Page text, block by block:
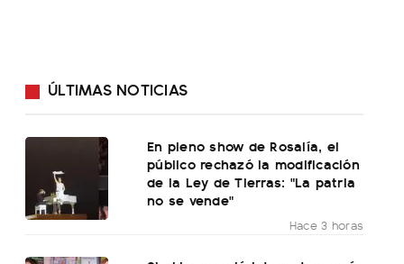
ÚLTIMAS NOTICIAS
En pleno show de Rosalía, el
público rechazó la modificación
de la Ley de Tierras: "La patria
no se vende"
Hace 3 horas